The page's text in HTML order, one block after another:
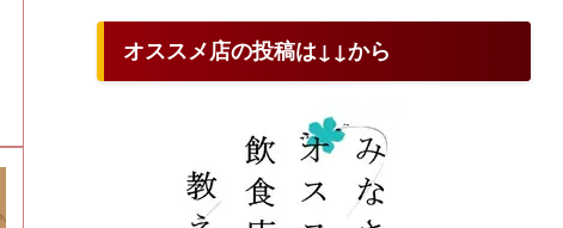
オススメ店の投稿は↓↓から